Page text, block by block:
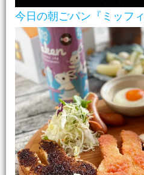
今日の朝ごパン『ミッフ